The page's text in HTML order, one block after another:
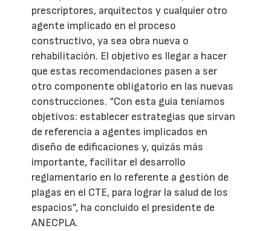
prescriptores, arquitectos y cualquier otro
agente implicado en el proceso
constructivo, ya sea obra nueva o
rehabilitación. El objetivo es llegar a hacer
que estas recomendaciones pasen a ser
otro componente obligatorio en las nuevas
construcciones. “Con esta guía teníamos
objetivos: establecer estrategias que sirvan
de referencia a agentes implicados en
diseño de edificaciones y, quizás más
importante, facilitar el desarrollo
reglamentario en lo referente a gestión de
plagas en el CTE, para lograr la salud de los
espacios”, ha concluido el presidente de
ANECPLA.